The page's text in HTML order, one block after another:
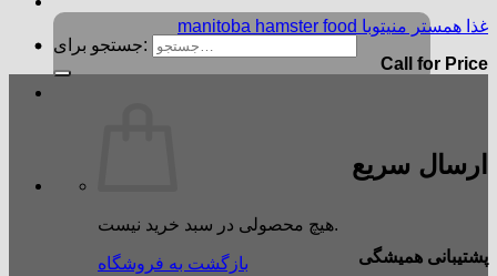
جستجو برای:
هیچ محصولی در سبد خرید نیست.
بازگشت به فروشگاه
غذا همستر منیتوبا manitoba hamster food
Call for Price
ارسال سریع
پشتیبانی همیشگی